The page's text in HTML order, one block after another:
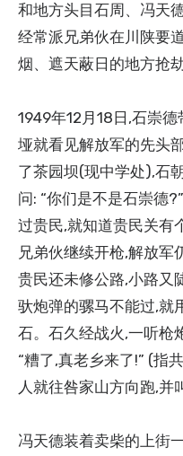
和地方头目石周、冯天
经常派兄弟伙在川陕要
烟、遮天蔽日的地方抢
1949年12月18日,石崇
垭就看见解放军的先头
了茶园坝(现中学处),石
问: “你们是不是石崇德
过贵民,就知道贵民关有
兄弟伙继续开枪,解放军
贵民还未修公路,小路又
驮炮弹的骡马不能过,就
石。石久经战火,一听枪
“糟了,真老乡来了!” (指
人就往咎家山方向跑,并
冯天德装着卖柴的上街